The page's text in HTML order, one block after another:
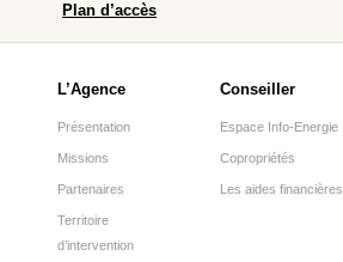
Plan d’accès
L’Agence
Présentation
Missions
Partenaires
Territoire
d’intervention
Conseiller
Espace Info-Energie
Copropriétés
Les aides financières